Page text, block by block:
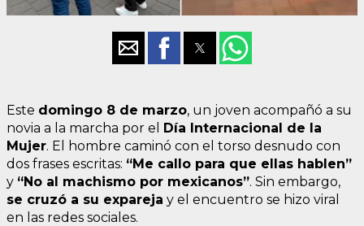
Este domingo 8 de marzo, un joven acompañó a su
novia a la marcha por el Día Internacional de la
Mujer. El hombre caminó con el torso desnudo con
dos frases escritas: “Me callo para que ellas hablen”
y “No al machismo por mexicanos”. Sin embargo,
se cruzó a su expareja y el encuentro se hizo viral
en las redes sociales.